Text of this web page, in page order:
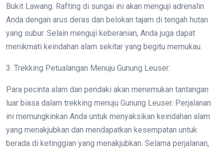
Bukit Lawang. Rafting di sungai ini akan menguji adrenalin
Anda dengan arus deras dan belokan tajam di tengah hutan
yang subur. Selain menguji keberanian, Anda juga dapat
menikmati keindahan alam sekitar yang begitu memukau.
3. Trekking Petualangan Menuju Gunung Leuser:
Para pecinta alam dan pendaki akan menemukan tantangan
luar biasa dalam trekking menuju Gunung Leuser. Perjalanan
ini memungkinkan Anda untuk menyaksikan keindahan alam
yang menakjubkan dan mendapatkan kesempatan untuk
berada di ketinggian yang menakjubkan. Selama perjalanan,